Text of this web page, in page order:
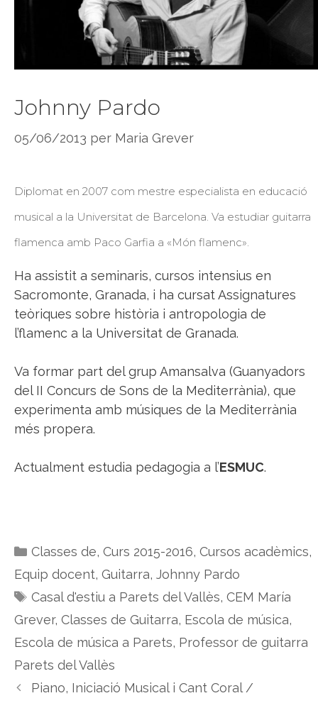
Johnny Pardo
05/06/2013 per Maria Grever
Diplomat en 2007 com mestre especialista en educació
musical a la Universitat de Barcelona. Va estudiar guitarra
flamenca amb Paco Garfia a «Món flamenc».
Ha assistit a seminaris, cursos intensius en
Sacromonte, Granada, i ha cursat Assignatures
teòriques sobre història i antropologia de
l’flamenc a la Universitat de Granada.
Va formar part del grup Amansalva (Guanyadors
del II Concurs de Sons de la Mediterrània), que
experimenta amb músiques de la Mediterrània
més propera.
Actualment estudia pedagogia a l’ESMUC.
Categories
Classes de, Curs 2015-2016, Cursos acadèmics,
Equip docent, Guitarra, Johnny Pardo
Etiquetes
Casal d'estiu a Parets del Vallès, CEM María
Grever, Classes de Guitarra, Escola de música,
Escola de música a Parets, Professor de guitarra
Parets del Vallès
Piano, Iniciació Musical i Cant Coral /